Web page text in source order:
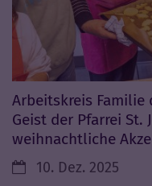
Arbeitskreis Familie
Geist der Pfarrei St.
weihnachtliche
Datum:10. Dez. 2025